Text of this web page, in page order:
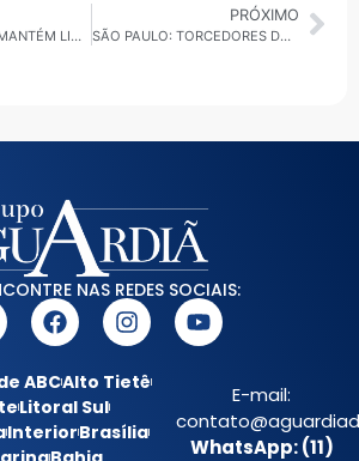
SÃO PAULO: USP MANTÉM LIDERANÇA NO RANKING POR QUARTA VEZ CONSECUTIVA
PRÓXIMO
SÃO PAULO: TORCEDORES DO CORINTHIANS SÃO PRESOS APÓS ATAQUE A ÔNIBUS DO FLAMENGO
NAS REDES SOCIAIS:
ABCAlto Tietê
Litoral Sul
InteriorBrasília
E-mail:
WhatsApp: (11)